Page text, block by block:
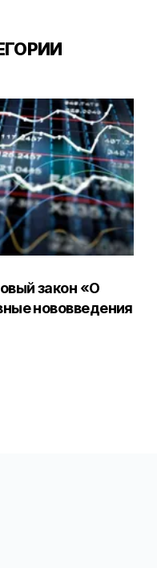
закон «О
нововведения